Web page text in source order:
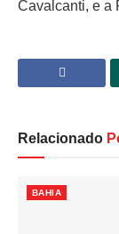
Cavalcanti, e a
Relacionado
BAHIA